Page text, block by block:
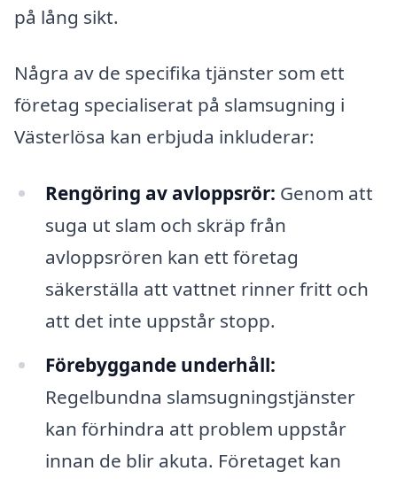
på lång sikt.
Några av de specifika tjänster som ett
företag specialiserat på slamsugning i
Västerlösa kan erbjuda inkluderar:
Rengöring av avloppsrör: Genom att
suga ut slam och skräp från
avloppsrören kan ett företag
säkerställa att vattnet rinner fritt och
att det inte uppstår stopp.
Förebyggande underhåll:
Regelbundna slamsugningstjänster
kan förhindra att problem uppstår
innan de blir akuta. Företaget kan